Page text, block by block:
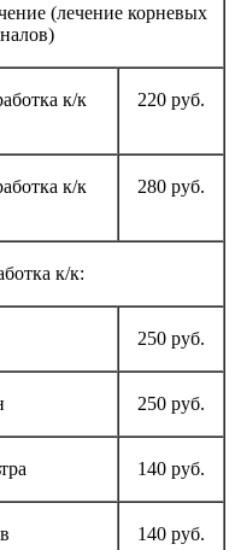
(лечение корневых
к/к
220 руб.
к/к
280 руб.
к/к:
250 руб.
250 руб.
140 руб.
140 руб.